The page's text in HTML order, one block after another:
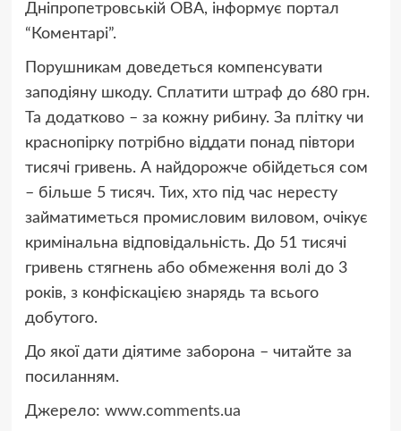
Дніпропетровській ОВА, інформує портал
“Коментарі”.
Порушникам доведеться компенсувати
заподіяну шкоду. Сплатити штраф до 680 грн.
Та додатково – за кожну рибину. За плітку чи
краснопірку потрібно віддати понад півтори
тисячі гривень. А найдорожче обійдеться сом
– більше 5 тисяч. Тих, хто під час нересту
займатиметься промисловим виловом, очікує
кримінальна відповідальність. До 51 тисячі
гривень стягнень або обмеження волі до 3
років, з конфіскацією знарядь та всього
добутого.
До якої дати діятиме заборона – читайте за
посиланням.
Джерело: www.comments.ua